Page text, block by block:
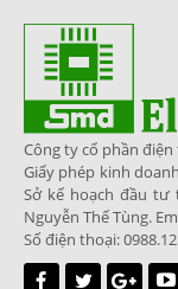
Công ty cổ phần điện
Giấy phép kinh
Sở kế hoạch đầu tư
Nguyễn Thế Tùng.
Số điện thoại: